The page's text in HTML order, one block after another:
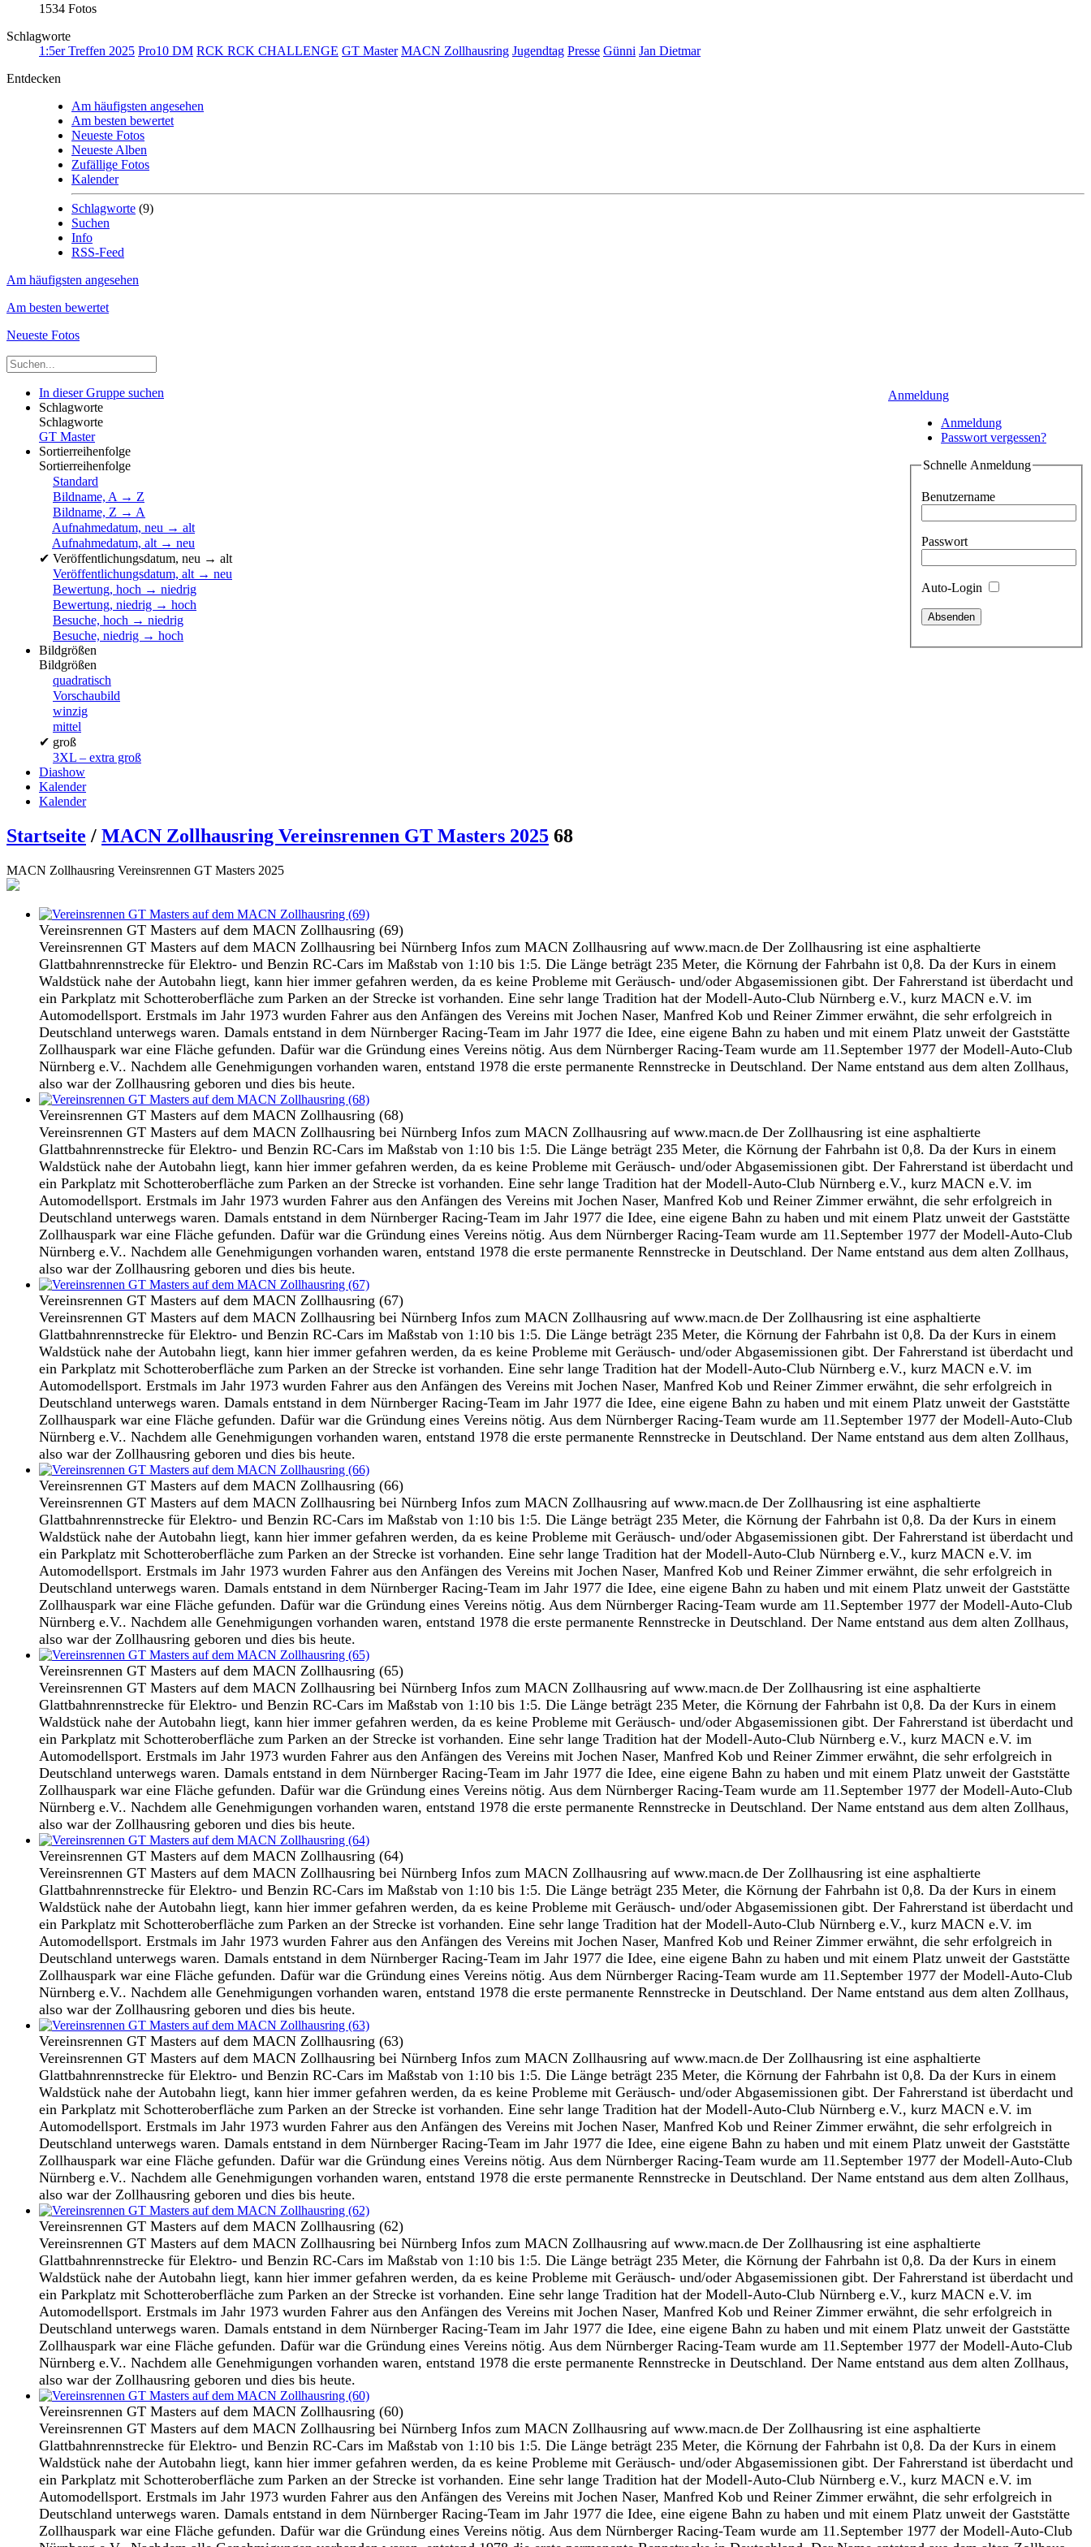
1534 Fotos
Schlagworte
1:5er Treffen 2025 Pro10 DM RCK RCK CHALLENGE GT Master MACN Zollhausring Jugendtag Presse Günni Jan Dietmar
Entdecken
Am häufigsten angesehen
Am besten bewertet
Neueste Fotos
Neueste Alben
Zufällige Fotos
Kalender
Schlagworte (9)
Suchen
Info
RSS-Feed
Am häufigsten angesehen
Am besten bewertet
Neueste Fotos
Anmeldung
Anmeldung
Passwort vergessen?
Schnelle Anmeldung
Benutzername
Passwort
Auto-Login
In dieser Gruppe suchen
Schlagworte
Schlagworte
GT Master
Sortierreihenfolge
Sortierreihenfolge
Standard
Bildname, A → Z
Bildname, Z → A
Aufnahmedatum, neu → alt
Aufnahmedatum, alt → neu
✔ Veröffentlichungsdatum, neu → alt
Veröffentlichungsdatum, alt → neu
Bewertung, hoch → niedrig
Bewertung, niedrig → hoch
Besuche, hoch → niedrig
Besuche, niedrig → hoch
Bildgrößen
Bildgrößen
quadratisch
Vorschaubild
winzig
mittel
✔ groß
3XL – extra groß
Diashow
Kalender
Kalender
Startseite / MACN Zollhausring Vereinsrennen GT Masters 2025 68
MACN Zollhausring Vereinsrennen GT Masters 2025
Vereinsrennen GT Masters auf dem MACN Zollhausring (69)
Vereinsrennen GT Masters auf dem MACN Zollhausring bei Nürnberg Infos zum MACN Zollhausring auf www.macn.de Der Zollhausring ist eine asphaltierte
Glattbahnrennstrecke für Elektro- und Benzin RC-Cars im Maßstab von 1:10 bis 1:5. Die Länge beträgt 235 Meter, die Körnung der Fahrbahn ist 0,8. Da der Kurs in einem
Waldstück nahe der Autobahn liegt, kann hier immer gefahren werden, da es keine Probleme mit Geräusch- und/oder Abgasemissionen gibt. Der Fahrerstand ist überdacht und
ein Parkplatz mit Schotteroberfläche zum Parken an der Strecke ist vorhanden. Eine sehr lange Tradition hat der Modell-Auto-Club Nürnberg e.V., kurz MACN e.V. im
Automodellsport. Erstmals im Jahr 1973 wurden Fahrer aus den Anfängen des Vereins mit Jochen Naser, Manfred Kob und Reiner Zimmer erwähnt, die sehr erfolgreich in
Deutschland unterwegs waren. Damals entstand in dem Nürnberger Racing-Team im Jahr 1977 die Idee, eine eigene Bahn zu haben und mit einem Platz unweit der Gaststätte
Zollhauspark war eine Fläche gefunden. Dafür war die Gründung eines Vereins nötig. Aus dem Nürnberger Racing-Team wurde am 11.September 1977 der Modell-Auto-Club
Nürnberg e.V.. Nachdem alle Genehmigungen vorhanden waren, entstand 1978 die erste permanente Rennstrecke in Deutschland. Der Name entstand aus dem alten Zollhaus,
also war der Zollhausring geboren und dies bis heute.
Vereinsrennen GT Masters auf dem MACN Zollhausring (68)
Vereinsrennen GT Masters auf dem MACN Zollhausring bei Nürnberg Infos zum MACN Zollhausring auf www.macn.de Der Zollhausring ist eine asphaltierte
Glattbahnrennstrecke für Elektro- und Benzin RC-Cars im Maßstab von 1:10 bis 1:5. Die Länge beträgt 235 Meter, die Körnung der Fahrbahn ist 0,8. Da der Kurs in einem
Waldstück nahe der Autobahn liegt, kann hier immer gefahren werden, da es keine Probleme mit Geräusch- und/oder Abgasemissionen gibt. Der Fahrerstand ist überdacht und
ein Parkplatz mit Schotteroberfläche zum Parken an der Strecke ist vorhanden. Eine sehr lange Tradition hat der Modell-Auto-Club Nürnberg e.V., kurz MACN e.V. im
Automodellsport. Erstmals im Jahr 1973 wurden Fahrer aus den Anfängen des Vereins mit Jochen Naser, Manfred Kob und Reiner Zimmer erwähnt, die sehr erfolgreich in
Deutschland unterwegs waren. Damals entstand in dem Nürnberger Racing-Team im Jahr 1977 die Idee, eine eigene Bahn zu haben und mit einem Platz unweit der Gaststätte
Zollhauspark war eine Fläche gefunden. Dafür war die Gründung eines Vereins nötig. Aus dem Nürnberger Racing-Team wurde am 11.September 1977 der Modell-Auto-Club
Nürnberg e.V.. Nachdem alle Genehmigungen vorhanden waren, entstand 1978 die erste permanente Rennstrecke in Deutschland. Der Name entstand aus dem alten Zollhaus,
also war der Zollhausring geboren und dies bis heute.
Vereinsrennen GT Masters auf dem MACN Zollhausring (67)
Vereinsrennen GT Masters auf dem MACN Zollhausring bei Nürnberg Infos zum MACN Zollhausring auf www.macn.de Der Zollhausring ist eine asphaltierte
Glattbahnrennstrecke für Elektro- und Benzin RC-Cars im Maßstab von 1:10 bis 1:5. Die Länge beträgt 235 Meter, die Körnung der Fahrbahn ist 0,8. Da der Kurs in einem
Waldstück nahe der Autobahn liegt, kann hier immer gefahren werden, da es keine Probleme mit Geräusch- und/oder Abgasemissionen gibt. Der Fahrerstand ist überdacht und
ein Parkplatz mit Schotteroberfläche zum Parken an der Strecke ist vorhanden. Eine sehr lange Tradition hat der Modell-Auto-Club Nürnberg e.V., kurz MACN e.V. im
Automodellsport. Erstmals im Jahr 1973 wurden Fahrer aus den Anfängen des Vereins mit Jochen Naser, Manfred Kob und Reiner Zimmer erwähnt, die sehr erfolgreich in
Deutschland unterwegs waren. Damals entstand in dem Nürnberger Racing-Team im Jahr 1977 die Idee, eine eigene Bahn zu haben und mit einem Platz unweit der Gaststätte
Zollhauspark war eine Fläche gefunden. Dafür war die Gründung eines Vereins nötig. Aus dem Nürnberger Racing-Team wurde am 11.September 1977 der Modell-Auto-Club
Nürnberg e.V.. Nachdem alle Genehmigungen vorhanden waren, entstand 1978 die erste permanente Rennstrecke in Deutschland. Der Name entstand aus dem alten Zollhaus,
also war der Zollhausring geboren und dies bis heute.
Vereinsrennen GT Masters auf dem MACN Zollhausring (66)
Vereinsrennen GT Masters auf dem MACN Zollhausring bei Nürnberg Infos zum MACN Zollhausring auf www.macn.de Der Zollhausring ist eine asphaltierte
Glattbahnrennstrecke für Elektro- und Benzin RC-Cars im Maßstab von 1:10 bis 1:5. Die Länge beträgt 235 Meter, die Körnung der Fahrbahn ist 0,8. Da der Kurs in einem
Waldstück nahe der Autobahn liegt, kann hier immer gefahren werden, da es keine Probleme mit Geräusch- und/oder Abgasemissionen gibt. Der Fahrerstand ist überdacht und
ein Parkplatz mit Schotteroberfläche zum Parken an der Strecke ist vorhanden. Eine sehr lange Tradition hat der Modell-Auto-Club Nürnberg e.V., kurz MACN e.V. im
Automodellsport. Erstmals im Jahr 1973 wurden Fahrer aus den Anfängen des Vereins mit Jochen Naser, Manfred Kob und Reiner Zimmer erwähnt, die sehr erfolgreich in
Deutschland unterwegs waren. Damals entstand in dem Nürnberger Racing-Team im Jahr 1977 die Idee, eine eigene Bahn zu haben und mit einem Platz unweit der Gaststätte
Zollhauspark war eine Fläche gefunden. Dafür war die Gründung eines Vereins nötig. Aus dem Nürnberger Racing-Team wurde am 11.September 1977 der Modell-Auto-Club
Nürnberg e.V.. Nachdem alle Genehmigungen vorhanden waren, entstand 1978 die erste permanente Rennstrecke in Deutschland. Der Name entstand aus dem alten Zollhaus,
also war der Zollhausring geboren und dies bis heute.
Vereinsrennen GT Masters auf dem MACN Zollhausring (65)
Vereinsrennen GT Masters auf dem MACN Zollhausring bei Nürnberg Infos zum MACN Zollhausring auf www.macn.de Der Zollhausring ist eine asphaltierte
Glattbahnrennstrecke für Elektro- und Benzin RC-Cars im Maßstab von 1:10 bis 1:5. Die Länge beträgt 235 Meter, die Körnung der Fahrbahn ist 0,8. Da der Kurs in einem
Waldstück nahe der Autobahn liegt, kann hier immer gefahren werden, da es keine Probleme mit Geräusch- und/oder Abgasemissionen gibt. Der Fahrerstand ist überdacht und
ein Parkplatz mit Schotteroberfläche zum Parken an der Strecke ist vorhanden. Eine sehr lange Tradition hat der Modell-Auto-Club Nürnberg e.V., kurz MACN e.V. im
Automodellsport. Erstmals im Jahr 1973 wurden Fahrer aus den Anfängen des Vereins mit Jochen Naser, Manfred Kob und Reiner Zimmer erwähnt, die sehr erfolgreich in
Deutschland unterwegs waren. Damals entstand in dem Nürnberger Racing-Team im Jahr 1977 die Idee, eine eigene Bahn zu haben und mit einem Platz unweit der Gaststätte
Zollhauspark war eine Fläche gefunden. Dafür war die Gründung eines Vereins nötig. Aus dem Nürnberger Racing-Team wurde am 11.September 1977 der Modell-Auto-Club
Nürnberg e.V.. Nachdem alle Genehmigungen vorhanden waren, entstand 1978 die erste permanente Rennstrecke in Deutschland. Der Name entstand aus dem alten Zollhaus,
also war der Zollhausring geboren und dies bis heute.
Vereinsrennen GT Masters auf dem MACN Zollhausring (64)
Vereinsrennen GT Masters auf dem MACN Zollhausring bei Nürnberg Infos zum MACN Zollhausring auf www.macn.de Der Zollhausring ist eine asphaltierte
Glattbahnrennstrecke für Elektro- und Benzin RC-Cars im Maßstab von 1:10 bis 1:5. Die Länge beträgt 235 Meter, die Körnung der Fahrbahn ist 0,8. Da der Kurs in einem
Waldstück nahe der Autobahn liegt, kann hier immer gefahren werden, da es keine Probleme mit Geräusch- und/oder Abgasemissionen gibt. Der Fahrerstand ist überdacht und
ein Parkplatz mit Schotteroberfläche zum Parken an der Strecke ist vorhanden. Eine sehr lange Tradition hat der Modell-Auto-Club Nürnberg e.V., kurz MACN e.V. im
Automodellsport. Erstmals im Jahr 1973 wurden Fahrer aus den Anfängen des Vereins mit Jochen Naser, Manfred Kob und Reiner Zimmer erwähnt, die sehr erfolgreich in
Deutschland unterwegs waren. Damals entstand in dem Nürnberger Racing-Team im Jahr 1977 die Idee, eine eigene Bahn zu haben und mit einem Platz unweit der Gaststätte
Zollhauspark war eine Fläche gefunden. Dafür war die Gründung eines Vereins nötig. Aus dem Nürnberger Racing-Team wurde am 11.September 1977 der Modell-Auto-Club
Nürnberg e.V.. Nachdem alle Genehmigungen vorhanden waren, entstand 1978 die erste permanente Rennstrecke in Deutschland. Der Name entstand aus dem alten Zollhaus,
also war der Zollhausring geboren und dies bis heute.
Vereinsrennen GT Masters auf dem MACN Zollhausring (63)
Vereinsrennen GT Masters auf dem MACN Zollhausring bei Nürnberg Infos zum MACN Zollhausring auf www.macn.de Der Zollhausring ist eine asphaltierte
Glattbahnrennstrecke für Elektro- und Benzin RC-Cars im Maßstab von 1:10 bis 1:5. Die Länge beträgt 235 Meter, die Körnung der Fahrbahn ist 0,8. Da der Kurs in einem
Waldstück nahe der Autobahn liegt, kann hier immer gefahren werden, da es keine Probleme mit Geräusch- und/oder Abgasemissionen gibt. Der Fahrerstand ist überdacht und
ein Parkplatz mit Schotteroberfläche zum Parken an der Strecke ist vorhanden. Eine sehr lange Tradition hat der Modell-Auto-Club Nürnberg e.V., kurz MACN e.V. im
Automodellsport. Erstmals im Jahr 1973 wurden Fahrer aus den Anfängen des Vereins mit Jochen Naser, Manfred Kob und Reiner Zimmer erwähnt, die sehr erfolgreich in
Deutschland unterwegs waren. Damals entstand in dem Nürnberger Racing-Team im Jahr 1977 die Idee, eine eigene Bahn zu haben und mit einem Platz unweit der Gaststätte
Zollhauspark war eine Fläche gefunden. Dafür war die Gründung eines Vereins nötig. Aus dem Nürnberger Racing-Team wurde am 11.September 1977 der Modell-Auto-Club
Nürnberg e.V.. Nachdem alle Genehmigungen vorhanden waren, entstand 1978 die erste permanente Rennstrecke in Deutschland. Der Name entstand aus dem alten Zollhaus,
also war der Zollhausring geboren und dies bis heute.
Vereinsrennen GT Masters auf dem MACN Zollhausring (62)
Vereinsrennen GT Masters auf dem MACN Zollhausring bei Nürnberg Infos zum MACN Zollhausring auf www.macn.de Der Zollhausring ist eine asphaltierte
Glattbahnrennstrecke für Elektro- und Benzin RC-Cars im Maßstab von 1:10 bis 1:5. Die Länge beträgt 235 Meter, die Körnung der Fahrbahn ist 0,8. Da der Kurs in einem
Waldstück nahe der Autobahn liegt, kann hier immer gefahren werden, da es keine Probleme mit Geräusch- und/oder Abgasemissionen gibt. Der Fahrerstand ist überdacht und
ein Parkplatz mit Schotteroberfläche zum Parken an der Strecke ist vorhanden. Eine sehr lange Tradition hat der Modell-Auto-Club Nürnberg e.V., kurz MACN e.V. im
Automodellsport. Erstmals im Jahr 1973 wurden Fahrer aus den Anfängen des Vereins mit Jochen Naser, Manfred Kob und Reiner Zimmer erwähnt, die sehr erfolgreich in
Deutschland unterwegs waren. Damals entstand in dem Nürnberger Racing-Team im Jahr 1977 die Idee, eine eigene Bahn zu haben und mit einem Platz unweit der Gaststätte
Zollhauspark war eine Fläche gefunden. Dafür war die Gründung eines Vereins nötig. Aus dem Nürnberger Racing-Team wurde am 11.September 1977 der Modell-Auto-Club
Nürnberg e.V.. Nachdem alle Genehmigungen vorhanden waren, entstand 1978 die erste permanente Rennstrecke in Deutschland. Der Name entstand aus dem alten Zollhaus,
also war der Zollhausring geboren und dies bis heute.
Vereinsrennen GT Masters auf dem MACN Zollhausring (60)
Vereinsrennen GT Masters auf dem MACN Zollhausring bei Nürnberg Infos zum MACN Zollhausring auf www.macn.de Der Zollhausring ist eine asphaltierte
Glattbahnrennstrecke für Elektro- und Benzin RC-Cars im Maßstab von 1:10 bis 1:5. Die Länge beträgt 235 Meter, die Körnung der Fahrbahn ist 0,8. Da der Kurs in einem
Waldstück nahe der Autobahn liegt, kann hier immer gefahren werden, da es keine Probleme mit Geräusch- und/oder Abgasemissionen gibt. Der Fahrerstand ist überdacht und
ein Parkplatz mit Schotteroberfläche zum Parken an der Strecke ist vorhanden. Eine sehr lange Tradition hat der Modell-Auto-Club Nürnberg e.V., kurz MACN e.V. im
Automodellsport. Erstmals im Jahr 1973 wurden Fahrer aus den Anfängen des Vereins mit Jochen Naser, Manfred Kob und Reiner Zimmer erwähnt, die sehr erfolgreich in
Deutschland unterwegs waren. Damals entstand in dem Nürnberger Racing-Team im Jahr 1977 die Idee, eine eigene Bahn zu haben und mit einem Platz unweit der Gaststätte
Zollhauspark war eine Fläche gefunden. Dafür war die Gründung eines Vereins nötig. Aus dem Nürnberger Racing-Team wurde am 11.September 1977 der Modell-Auto-Club